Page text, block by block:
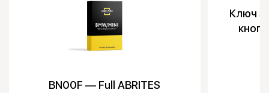
BN00F — Full ABRITES
Ключ з